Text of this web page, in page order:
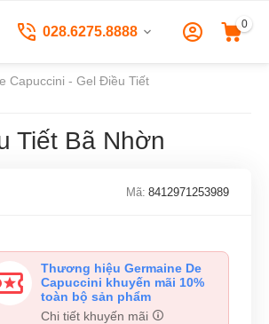
028.6275.8888 0
Capuccini - Gel Điều Tiết
Tiết Bã Nhờn
Mã: 8412971253989
Thương hiệu Germaine De
Capuccini khuyến mãi 10%
toàn bộ sản phẩm
Chi tiết khuyến mãi